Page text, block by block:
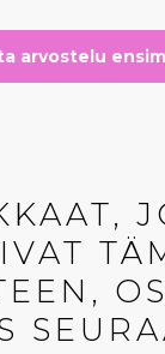
arvostelu